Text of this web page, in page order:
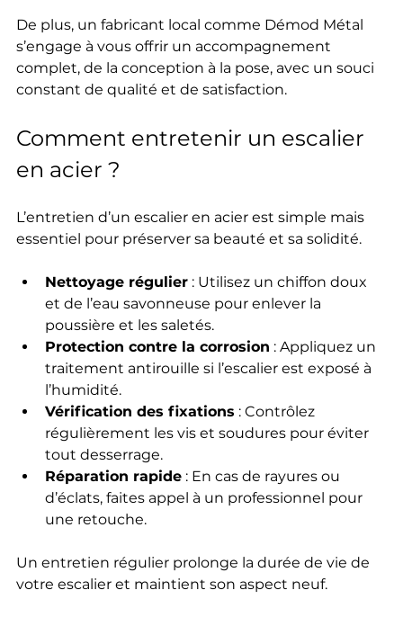
De plus, un fabricant local comme Démod Métal
s’engage à vous offrir un accompagnement
complet, de la conception à la pose, avec un souci
constant de qualité et de satisfaction.
Comment entretenir un escalier
en acier ?
L’entretien d’un escalier en acier est simple mais
essentiel pour préserver sa beauté et sa solidité.
Nettoyage régulier : Utilisez un chiffon doux
et de l’eau savonneuse pour enlever la
poussière et les saletés.
Protection contre la corrosion : Appliquez un
traitement antirouille si l’escalier est exposé à
l’humidité.
Vérification des fixations : Contrôlez
régulièrement les vis et soudures pour éviter
tout desserrage.
Réparation rapide : En cas de rayures ou
d’éclats, faites appel à un professionnel pour
une retouche.
Un entretien régulier prolonge la durée de vie de
votre escalier et maintient son aspect neuf.